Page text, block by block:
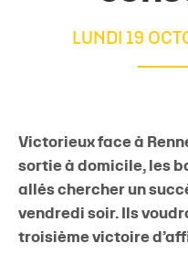
LUNDI 19
Victorieux face à
sortie à domicile, les
allés chercher un
vendredi soir. Ils
troisième victoire